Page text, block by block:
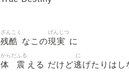
残酷
ざんこく
なこの現実
げんじつ
に
体
からだ
震
ふる
える だけど逃
に
げたりはし